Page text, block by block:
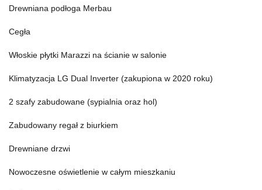
Drewniana podłoga Merbau
Cegła
Włoskie płytki Marazzi na ścianie w salonie
Klimatyzacja LG Dual Inverter (zakupiona w 2020 roku)
2 szafy zabudowane (sypialnia oraz hol)
Zabudowany regał z biurkiem
Drewniane drzwi
Nowoczesne oświetlenie w całym mieszkaniu